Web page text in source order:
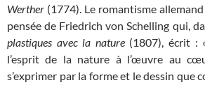
Werther (1774). Le romantisme
pensée de Friedrich von Schelling qui,
plastiques avec la nature(1807), écrit :
l’esprit de la nature à l’œuvre au
s’exprimer par la forme et le dessin que